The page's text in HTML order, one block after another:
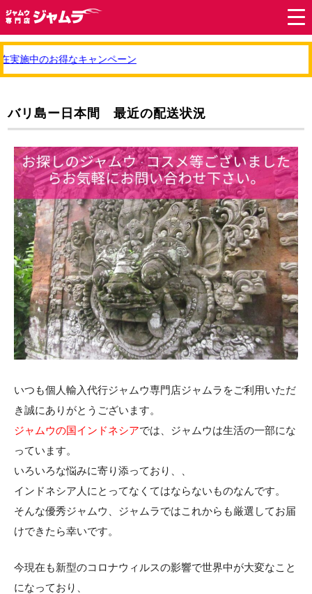
実施中のお得なキャンペーン
バリ島ー日本間 最近の配送状況
いつも個人輸入代行ジャムウ専門店ジャムラをご利用いただ
き誠にありがとうございます。
ジャムウの国インドネシアでは、ジャムウは生活の一部にな
っています。
いろいろな悩みに寄り添っており、、
インドネシア人にとってなくてはならないものなんです。
そんな優秀ジャムウ、ジャムラではこれからも厳選してお届
けできたら幸いです。
今現在も新型のコロナウィルスの影響で世界中が大変なこと
になっており、